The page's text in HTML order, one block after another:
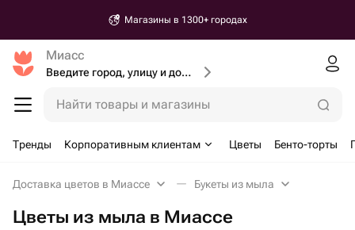
Магазины в 1300+ городах
Миасс
Введите город, улицу и дом доставки
Найти товары и магазины
Тренды Корпоративным клиентам Цветы Бенто-торты
Доставка цветов в Миассе Букеты из мыла
Цветы из мыла в Миассе